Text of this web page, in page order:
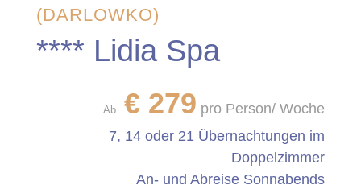
(DARLOWKO)
**** Lidia Spa
Ab € 279 pro Person/ Woche
7, 14 oder 21 Übernachtungen im
Doppelzimmer
An- und Abreise Sonnabends